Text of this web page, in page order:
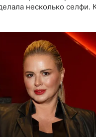
несколько селфи.